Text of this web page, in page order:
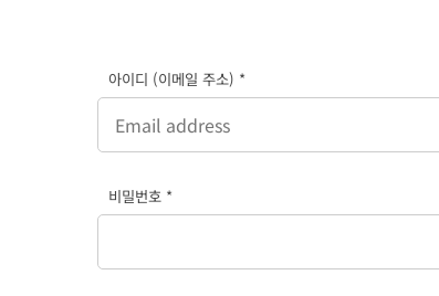
아이디 (이메일 주소) *
비밀번호 *